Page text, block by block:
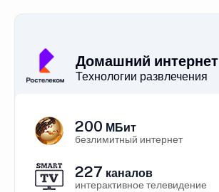
Домашний интернет
Технологии развлечения
200 МБит
безлимитный интернет
227 каналов
интерактивное телевидение